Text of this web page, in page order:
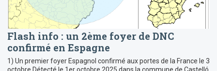
Flash info : un 2ème foyer de DNC
confirmé en Espagne
1) Un premier foyer Espagnol confirmé aux portes de la France le 3